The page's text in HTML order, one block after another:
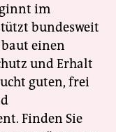
im
bundesweit
einen
und Erhalt
guten, frei
Finden Sie